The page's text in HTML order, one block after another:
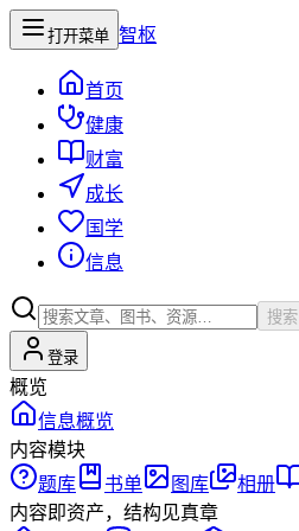
打开菜单 智枢
首页
健康
财富
成长
国学
信息
搜索
登录
概览
信息概览
内容模块
题库
书单 图库 相册
内容即资产，结构见真章